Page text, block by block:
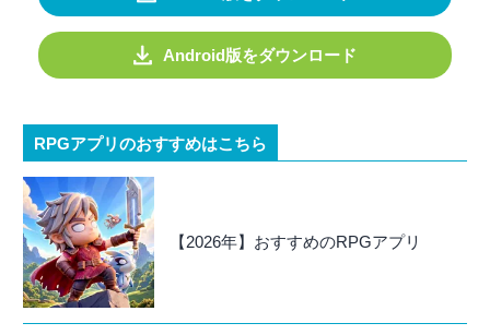
Android版をダウンロード
RPGアプリのおすすめはこちら
【2026年】おすすめのRPGアプリ